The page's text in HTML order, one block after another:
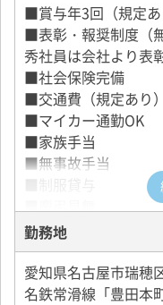
・名鉄交通第二株式
所在地：名古屋市瑞
・名鉄交通第三株式会
所在地：名古屋市中
・名鉄交通第四株式会
所在地：名古屋市西
・愛電交通株式会社
所在地：名古屋市昭
・名鉄名古屋タクシ
所在地：名古屋市中
出番
公休 出番
■賞与年3回（規定あ
■表彰・報奨制度（
秀社員は会社より表
■社会保険完備
■交通費（規定あり）
■マイカー通勤OK
■家族手当
■無事故手当
■奨学金制度
■健康診断年2回
■退職金制度
■定年後再雇用制度
勤務地
愛知県名古屋市瑞穂
名鉄常滑線「豊田本